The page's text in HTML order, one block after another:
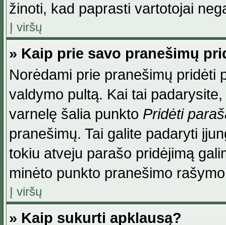
žinoti, kad paprasti vartotojai
Į viršų
» Kaip prie savo pranešimų
Norėdami prie pranešimų pridėti
valdymo pultą. Kai tai
varnelę šalia punkto Pridėti
pranešimų. Tai galite padaryti
tokiu atveju parašo pridėjimą
minėto punkto pranešimo
Į viršų
» Kaip sukurti apklausą?